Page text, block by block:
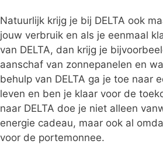
Natuurlijk krijg je bij DELTA ook
jouw verbruik en als je eenmaal
van DELTA, dan krijg je
aanschaf van zonnepanelen en
behulp van DELTA ga je toe naar
leven en ben je klaar voor de
naar DELTA doe je niet alleen
energie cadeau, maar ook al
voor de portemonnee.